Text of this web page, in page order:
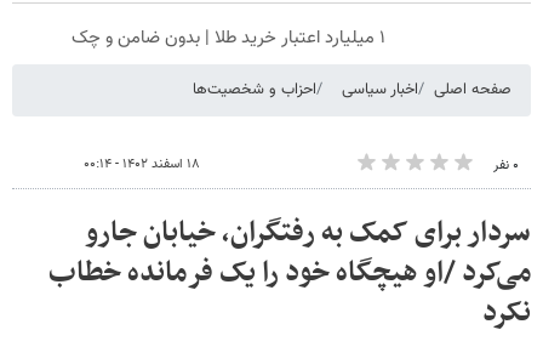
۱ میلیارد اعتبار خرید طلا | بدون ضامن و چک
صفحه اصلی اخبار سیاسی احزاب و شخصیت‌ها
۰ نفر ۱۸ اسفند ۱۴۰۲ - ۰۰:۱۴
سردار برای کمک به رفتگران، خیابان جارو
می‌کرد /او هیچگاه خود را یک فرمانده خطاب
نکرد